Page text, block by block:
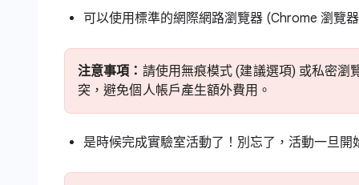
可以使用標準的網際網路瀏覽器 (Chrome 瀏覽
注意事項： 請使用無痕模式 (建議選項) 或私密瀏
突，避免個人帳戶產生額外費用。
是時候完成實驗室活動了！別忘了，活動一旦開